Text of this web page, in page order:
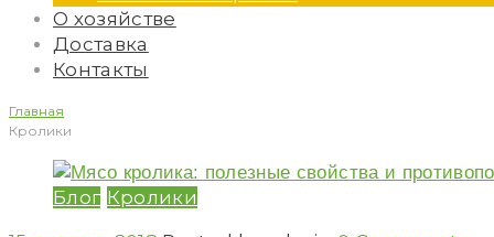
О хозяйстве
Доставка
Контакты
Главная
Кролики
Рубрика:
Блог Кролики